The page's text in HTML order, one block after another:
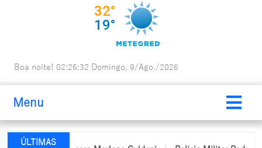
Boa noite! 02:26:33 Domingo, 9/Ago./2026
Menu
ÚLTIMAS